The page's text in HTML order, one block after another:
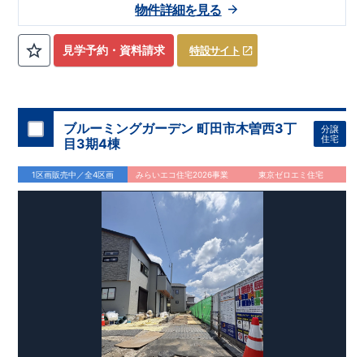
・開放感を演出するスタイリッシュな間取り
ります（5号棟） 【吹き抜け天井】 ◇実際に生活した時に便利
◇
・ちょっとした収納に
【収納スペース・各居室クローゼット
躍！【浴室乾燥暖房機】
≪ ブルーミングガーデンのこ だ
設』住宅性能評価‥‥評価を受けた図面通りに施工されている
か、建設までに計 4 回チェックが行われます。 ・図面や書類上
だけでなく、「現場の施工状況」を検査した上で、品質を保証
しております。
■全棟自社一
だからこそ、お客様の安心に繋がります。 ・設計、施工、営業
が協力しあい、最良のプランをご提供いたします。 ・不要な中
間マージンを抑える事で、コストダウンに努めております。
スマートフォンで見やすい特設サイトはこちら
https://www.e-blooming.com/bukken/51775003/
見学予約・資料請求 特設サイト
物件詳細を見る
ブルーミングガーデン 町田市木曽西3丁
目3期4棟
分譲
住宅
1区画販売中／全4区画 みらいエコ住宅2026事業 東京ゼロエミ住宅